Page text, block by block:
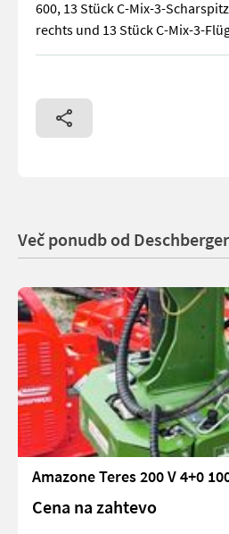
600, 13 Stück C-Mix-3-
rechts und 13 Stück C-Mix-3-
Amazone Cenio 4000-2
Več ponudb od
Amazone Teres 200 V 4+0
Cena na zahtevo